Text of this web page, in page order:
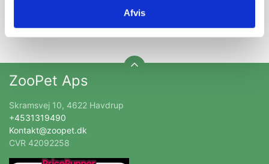
Afvis
Tilmeld
ZooPet Aps
Skramsvej 10, 4622 Havdrup
+4531319490
Kontakt@zoopet.dk
CVR 42092258